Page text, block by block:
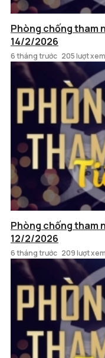
Phòng chống tham
14/2/2026
6 tháng trước 205 lượt xem
Phòng chống tham
12/2/2026
6 tháng trước 209 lượt xem